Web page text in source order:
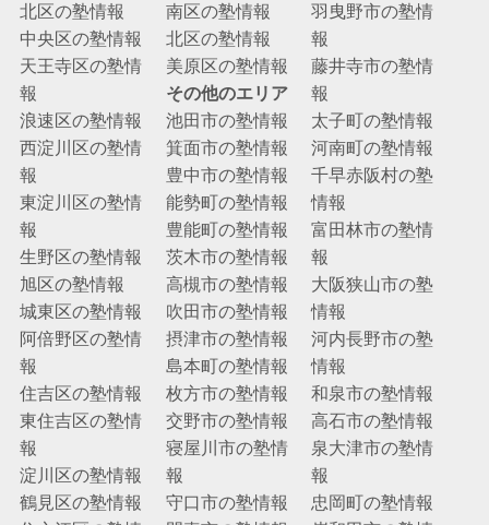
北区の塾情報
中央区の塾情報
天王寺区の塾情
報
浪速区の塾情報
西淀川区の塾情
報
東淀川区の塾情
報
生野区の塾情報
旭区の塾情報
城東区の塾情報
阿倍野区の塾情
報
住吉区の塾情報
東住吉区の塾情
報
淀川区の塾情報
鶴見区の塾情報
南区の塾情報
北区の塾情報
美原区の塾情報
その他のエリア
池田市の塾情報
箕面市の塾情報
豊中市の塾情報
能勢町の塾情報
豊能町の塾情報
茨木市の塾情報
高槻市の塾情報
吹田市の塾情報
摂津市の塾情報
島本町の塾情報
枚方市の塾情報
交野市の塾情報
寝屋川市の塾情
報
守口市の塾情報
羽曳野市の塾情
報
藤井寺市の塾情
報
太子町の塾情報
河南町の塾情報
千早赤阪村の塾
情報
富田林市の塾情
報
大阪狭山市の塾
情報
河内長野市の塾
情報
和泉市の塾情報
高石市の塾情報
泉大津市の塾情
報
忠岡町の塾情報